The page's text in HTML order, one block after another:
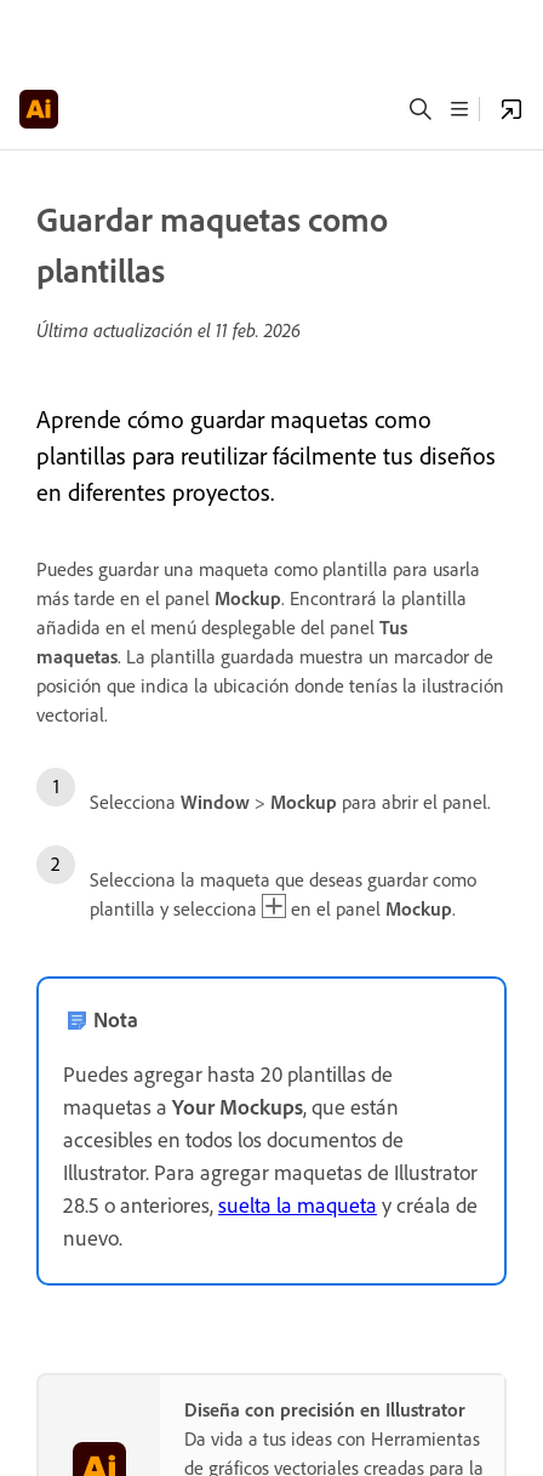
Guardar maquetas como
plantillas
Última actualización el 11 feb. 2026
Aprende cómo guardar maquetas como
plantillas para reutilizar fácilmente tus diseños
en diferentes proyectos.
Puedes guardar una maqueta como plantilla para usarla
más tarde en el panel Mockup. Encontrará la plantilla
añadida en el menú desplegable del panel Tus
maquetas. La plantilla guardada muestra un marcador de
posición que indica la ubicación donde tenías la ilustración
vectorial.
Selecciona Window > Mockup para abrir el panel.
Selecciona la maqueta que deseas guardar como
plantilla y selecciona
en el panel Mockup.
Nota
Puedes agregar hasta 20 plantillas de
maquetas a Your Mockups, que están
accesibles en todos los documentos de
Illustrator. Para agregar maquetas de Illustrator
28.5 o anteriores,suelta la maqueta y créala de
nuevo.
Diseña con precisión en Illustrator
Da vida a tus ideas con Herramientas
de gráficos vectoriales creadas para la